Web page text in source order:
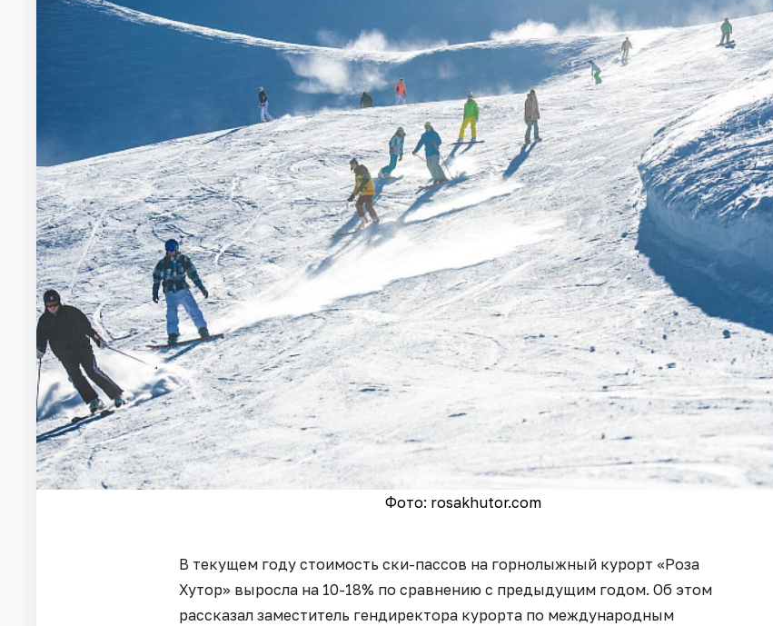
Фото: rosakhutor.com
В текущем году стоимость ски-пассов на горнолыжный курорт «Роза
Хутор» выросла на 10-18% по сравнению с предыдущим годом. Об этом
рассказал заместитель гендиректора курорта по международным